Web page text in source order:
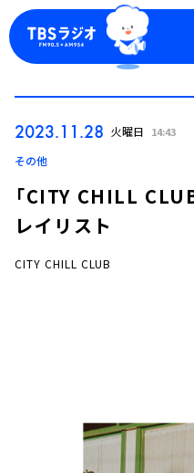
お知らせ
イベント・グッズ
YouTube
2023.11.28 火曜日 14:43
その他
「CITY CHILL
レイリスト
CITY CHILL CLUB